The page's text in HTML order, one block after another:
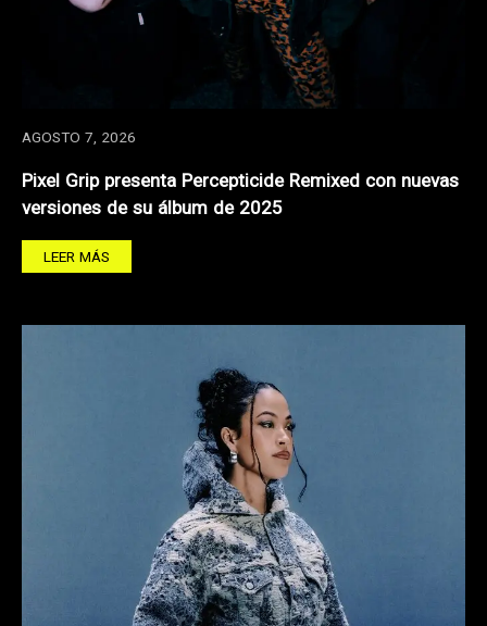
AGOSTO 7, 2026
Pixel Grip presenta Percepticide Remixed con nuevas
versiones de su álbum de 2025
LEER MÁS